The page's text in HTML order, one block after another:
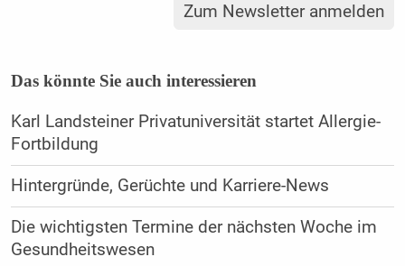
Zum Newsletter anmelden
Das könnte Sie auch interessieren
Karl Landsteiner Privatuniversität startet Allergie-
Fortbildung
Hintergründe, Gerüchte und Karriere-News
Die wichtigsten Termine der nächsten Woche im
Gesundheitswesen